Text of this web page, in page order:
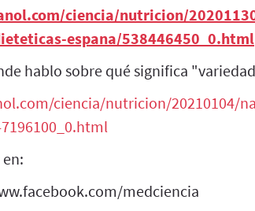
ciencia/nutricion/
espana/538446450_0.html
hablo sobre qué significa
ciencia/nutricion/20210104/
medciencia